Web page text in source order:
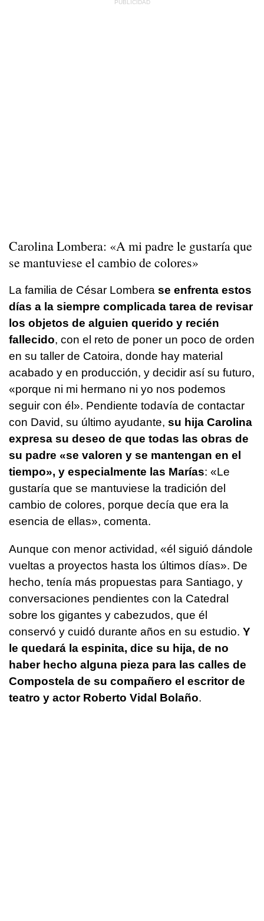
Carolina Lombera: «A mi padre le gustaría que
se mantuviese el cambio de colores»
La familia de César Lombera se enfrenta estos
días a la siempre complicada tarea de revisar
los objetos de alguien querido y recién
fallecido, con el reto de poner un poco de orden
en su taller de Catoira, donde hay material
acabado y en producción, y decidir así su futuro,
«porque ni mi hermano ni yo nos podemos
seguir con él». Pendiente todavía de contactar
con David, su último ayudante, su hija Carolina
expresa su deseo de que todas las obras de
su padre «se valoren y se mantengan en el
tiempo», y especialmente las Marías: «Le
gustaría que se mantuviese la tradición del
cambio de colores, porque decía que era la
esencia de ellas», comenta.
Aunque con menor actividad, «él siguió dándole
vueltas a proyectos hasta los últimos días». De
hecho, tenía más propuestas para Santiago, y
conversaciones pendientes con la Catedral
sobre los gigantes y cabezudos, que él
conservó y cuidó durante años en su estudio. Y
le quedará la espinita, dice su hija, de no
haber hecho alguna pieza para las calles de
Compostela de su compañero el escritor de
teatro y actor Roberto Vidal Bolaño.